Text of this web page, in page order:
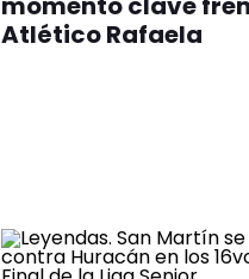
Atlético Rafaela